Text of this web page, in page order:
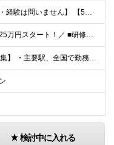
【未経験歓迎！学歴・経験は問いません】 【5名以上の積極採用を予定！】 事業拡大中につき、 これからイラストレーターを目指したい方を積極採用中です！ 「イラストを仕事にしてみたい」 「好きなことを
＼研修修了後は月給25万円スタート！／ ■研修修了後 月給25万円＋賞与＋インセンティブ賞与 ※残業代は別途支給 ▽研修期間▽ 【未経験者】 ▶ 月給20万円～ 【固定残業代について】
【47都道府県全国募集】 ・主要駅、全国で勤務可能！ ・どこに住んでいても応募可能！ 【東京本社】 東京都品川区東品川5-9-2 ≪リモート研修♪⾯接も基本的にオンラインで実施します≫ －主要駅
検討中に入れる